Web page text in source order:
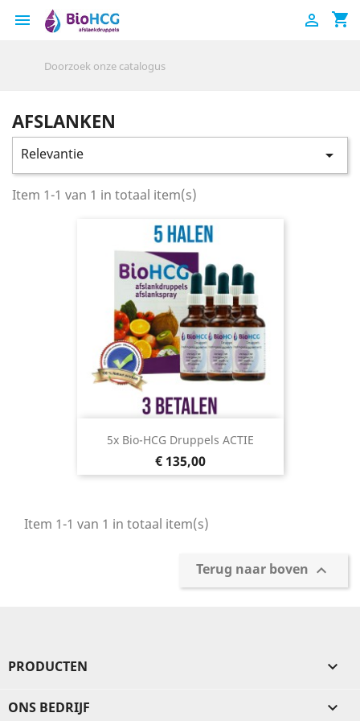
 shopping_cart

AFSLANKEN
Relevantie 
Item 1-1 van 1 in totaal item(s)
5x Bio-HCG Druppels ACTIE
Prijs
€ 135,00
Item 1-1 van 1 in totaal item(s)
Terug naar boven 
PRODUCTEN 
ONS BEDRIJF 